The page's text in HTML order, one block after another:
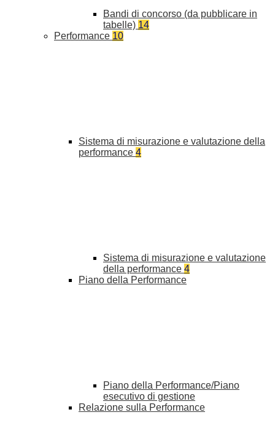
Bandi di concorso (da pubblicare in
tabelle) 14
Performance 10
Sistema di misurazione e valutazione della
performance 4
Sistema di misurazione e valutazione
della performance 4
Piano della Performance
Piano della Performance/Piano
esecutivo di gestione
Relazione sulla Performance